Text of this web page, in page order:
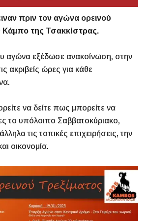
πριν τον αγώνα ορεινού
Κάμπο της Τσακκίστρας.
αγώνα εξέδωσε ανακοίνωση, στην
ακριβείς ώρες για κάθε
να δείτε πως μπορείτε να
το υπόλοιπο Σαββατοκύριακο,
τις τοπικές επιχειρήσεις, την
οικονομία.